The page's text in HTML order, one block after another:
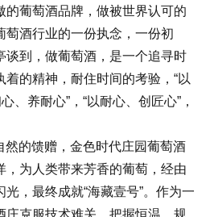
的葡萄酒品牌，做被世界认可的
萄酒行业的一份执念，一份初
谈到，做葡萄酒，是一个追寻时
的精神，耐住时间的考验，“以
、养耐心”，“以耐心、创匠心”，
为人类带来芳香的葡萄，经由
，最终成就“海藏壹号”。作为一
庄克服技术难关，把握恒温、规